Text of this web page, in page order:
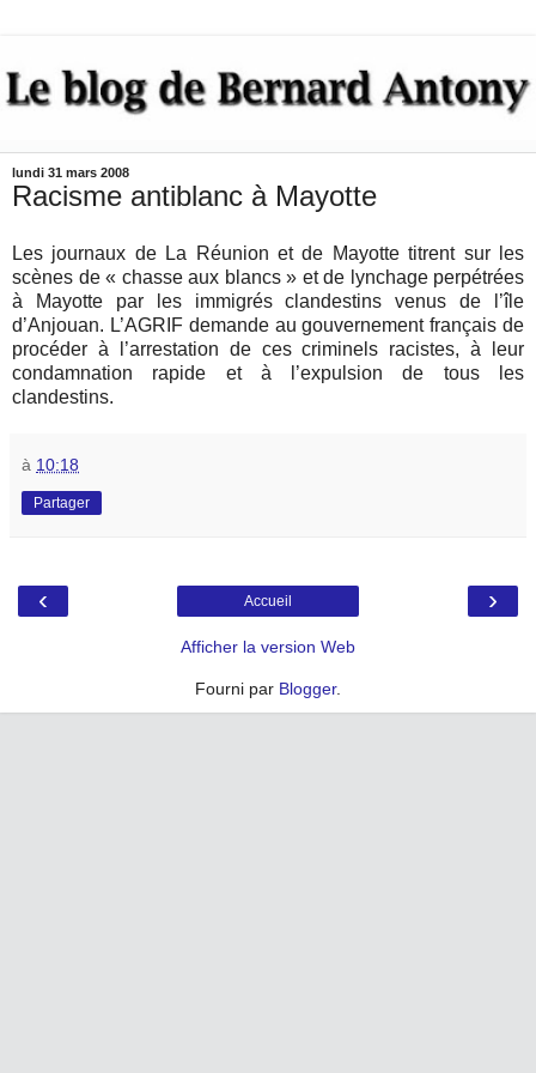
lundi 31 mars 2008
Racisme antiblanc à Mayotte
Les journaux de La Réunion et de Mayotte titrent sur les
scènes de « chasse aux blancs » et de lynchage perpétrées
à Mayotte par les immigrés clandestins venus de l’île
d’Anjouan. L’AGRIF demande au gouvernement français de
procéder à l’arrestation de ces criminels racistes, à leur
condamnation rapide et à l’expulsion de tous les
clandestins.
à 10:18
Partager
‹ ›
Accueil
Afficher la version Web
Fourni par Blogger.